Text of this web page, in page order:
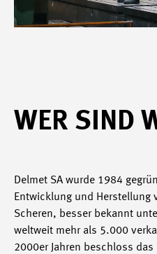
WER SIND
Delmet SA wurde 1984
Entwicklung und Herstellung
Scheren, besser bekannt
weltweit mehr als 5.000
2000er Jahren beschloss